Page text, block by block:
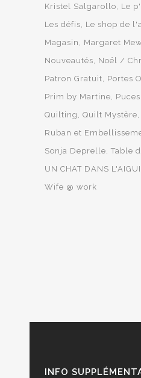
Kristel Salgarollo
Le
Les défis
Le shop de
Magasin
Margaret
Nouveautés
Noël /
Patron Gratuit
Portes
Prim by Martine
Quilting
Quilt Mystère
Ruban et
Sonja Deprelle Table
UN CHAT DANS
Wife @ work
INFO